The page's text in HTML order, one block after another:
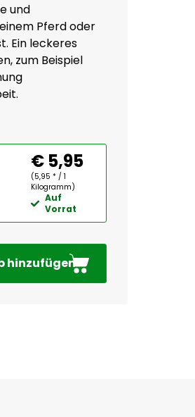
und
Pferd oder
Ein leckeres
zum Beispiel
€ 5,95
(5,95 * / 1
Kilogramm)
Auf
Vorrat
hinzufügen